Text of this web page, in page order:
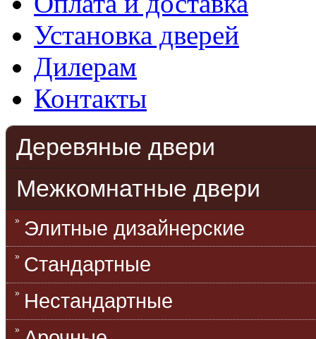
Установка дверей
Дилерам
Контакты
Деревяные двери
Межкомнатные двери
Элитные дизайнерские
Стандартные
Нестандартные